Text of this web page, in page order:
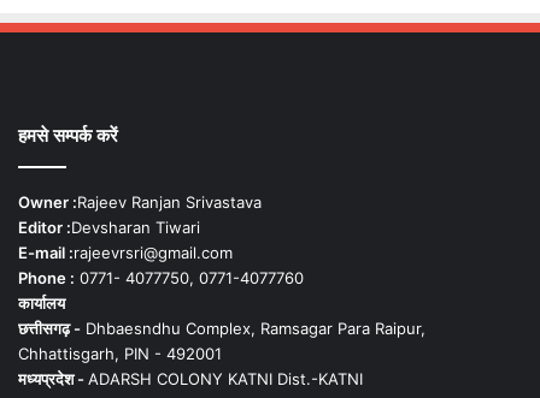
हमसे सम्पर्क करें
Owner :Rajeev Ranjan Srivastava
Editor :Devsharan Tiwari
E-mail :rajeevrsri@gmail.com
Phone : 0771- 4077750, 0771-4077760
कार्यालय
छत्तीसगढ़ - Dhbaesndhu Complex, Ramsagar Para Raipur,
Chhattisgarh, PIN - 492001
मध्यप्रदेश -ADARSH COLONY KATNI Dist.-KATNI